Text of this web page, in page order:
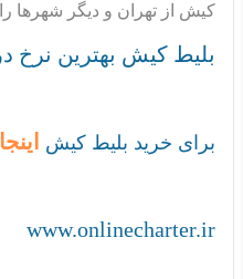
کیش از تهران و دیگر شهرها
بلیط کیش بهترین نرخ
برای خرید بلیط کیش
www.onlinecharter.ir